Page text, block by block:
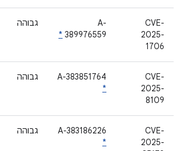
CVE-
2025-
1706
A-
389976559
*
גבוהה
CVE-
2025-
8109
A-383851764
*
גבוהה
CVE-
2025-
A-383186226
*
גבוהה